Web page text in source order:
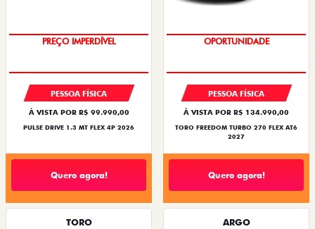
OPORTUNIDADE
PESSOA FÍSICA
À VISTA POR R$ 99.990,00
PULSE DRIVE 1.3 MT FLEX 4P 2026
Quero agora!
SUPERVALORIZAÇÃO DO USADO
PESSOA FÍSICA
À VISTA POR R$ 134.990,00
TORO FREEDOM TURBO 270 FLEX AT6
2027
Quero agora!
TORO ARGO